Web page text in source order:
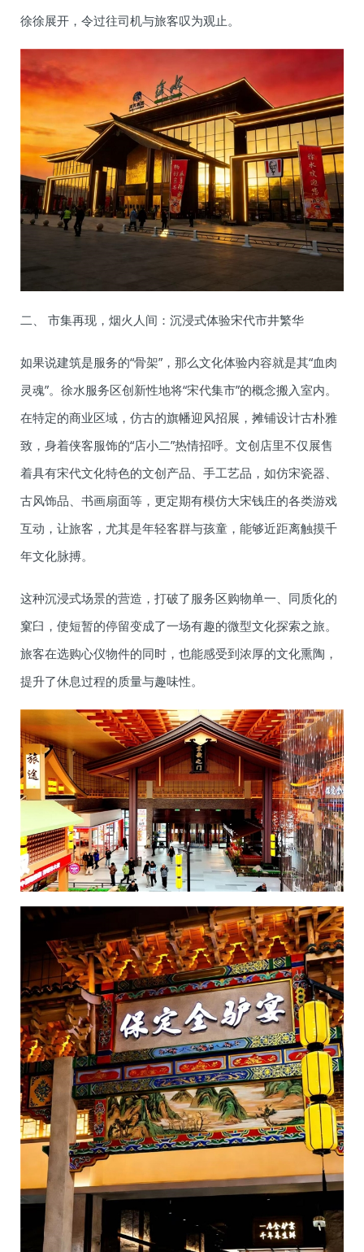
徐徐展开，令过往司机与旅客叹为观止。
二、 市集再现，烟火人间：沉浸式体验宋代市井繁华
如果说建筑是服务的“骨架”，那么文化体验内容就是其“血肉
灵魂”。徐水服务区创新性地将“宋代集市”的概念搬入室内。
在特定的商业区域，仿古的旗幡迎风招展，摊铺设计古朴雅
致，身着侠客服饰的“店小二”热情招呼。文创店里不仅展售
着具有宋代文化特色的文创产品、手工艺品，如仿宋瓷器、
古风饰品、书画扇面等，更定期有模仿大宋钱庄的各类游戏
互动，让旅客，尤其是年轻客群与孩童，能够近距离触摸千
年文化脉搏。
这种沉浸式场景的营造，打破了服务区购物单一、同质化的
窠臼，使短暂的停留变成了一场有趣的微型文化探索之旅。
旅客在选购心仪物件的同时，也能感受到浓厚的文化熏陶，
提升了休息过程的质量与趣味性。